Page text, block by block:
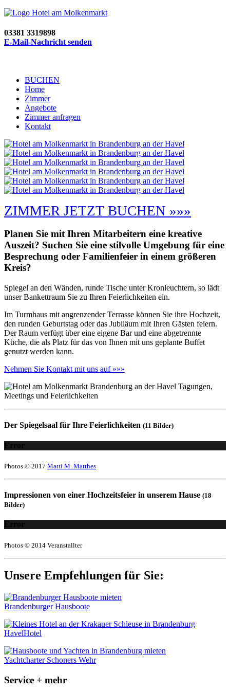
03381 3319898
E-Mail-Nachricht senden
BUCHEN
Home
Zimmer
Angebote
Zimmer anfragen
Kontakt
ZIMMER JETZT BUCHEN »»»
Planen Sie mit Ihren Mitarbeitern eine kreative
Auszeit? Suchen Sie eine stilvolle Umgebung für eine
Besprechung oder Familienfeier in einem größeren
Kreis?
Spiegel an den Wänden, runde Tische unter Kronleuchtern, so lädt
unser Bankettraum Sie zu Ihren Feierlichkeiten ein.
Im Turmhaus mit angrenzender Terrasse können Sie ihre Hochzeit,
den runden Geburtstag oder das Jubiläum mit Ihren Gästen feiern.
Der Raum verfügt über eine eigene Bar und eine abgetrennte
Küche, die als Platz für das von Ihnen mit uns geplante Buffet
genutzt werden kann.
Nehmen Sie Kontakt mit uns auf »»»
Der Spiegelsaal für Ihre Feierlichkeiten (11 Bilder)
Error
Photos © 2017 Matti M. Matthes
Impressionen von einer Hochzeitsfeier in unserem Hause (18
Bilder)
Error
Photos © 2014 Veranstallter
Unsere Empfehlungen für Sie:
Brandenburger Hausboote
HavelHotel
Yachtcharter Schoners Wehr
Service + mehr